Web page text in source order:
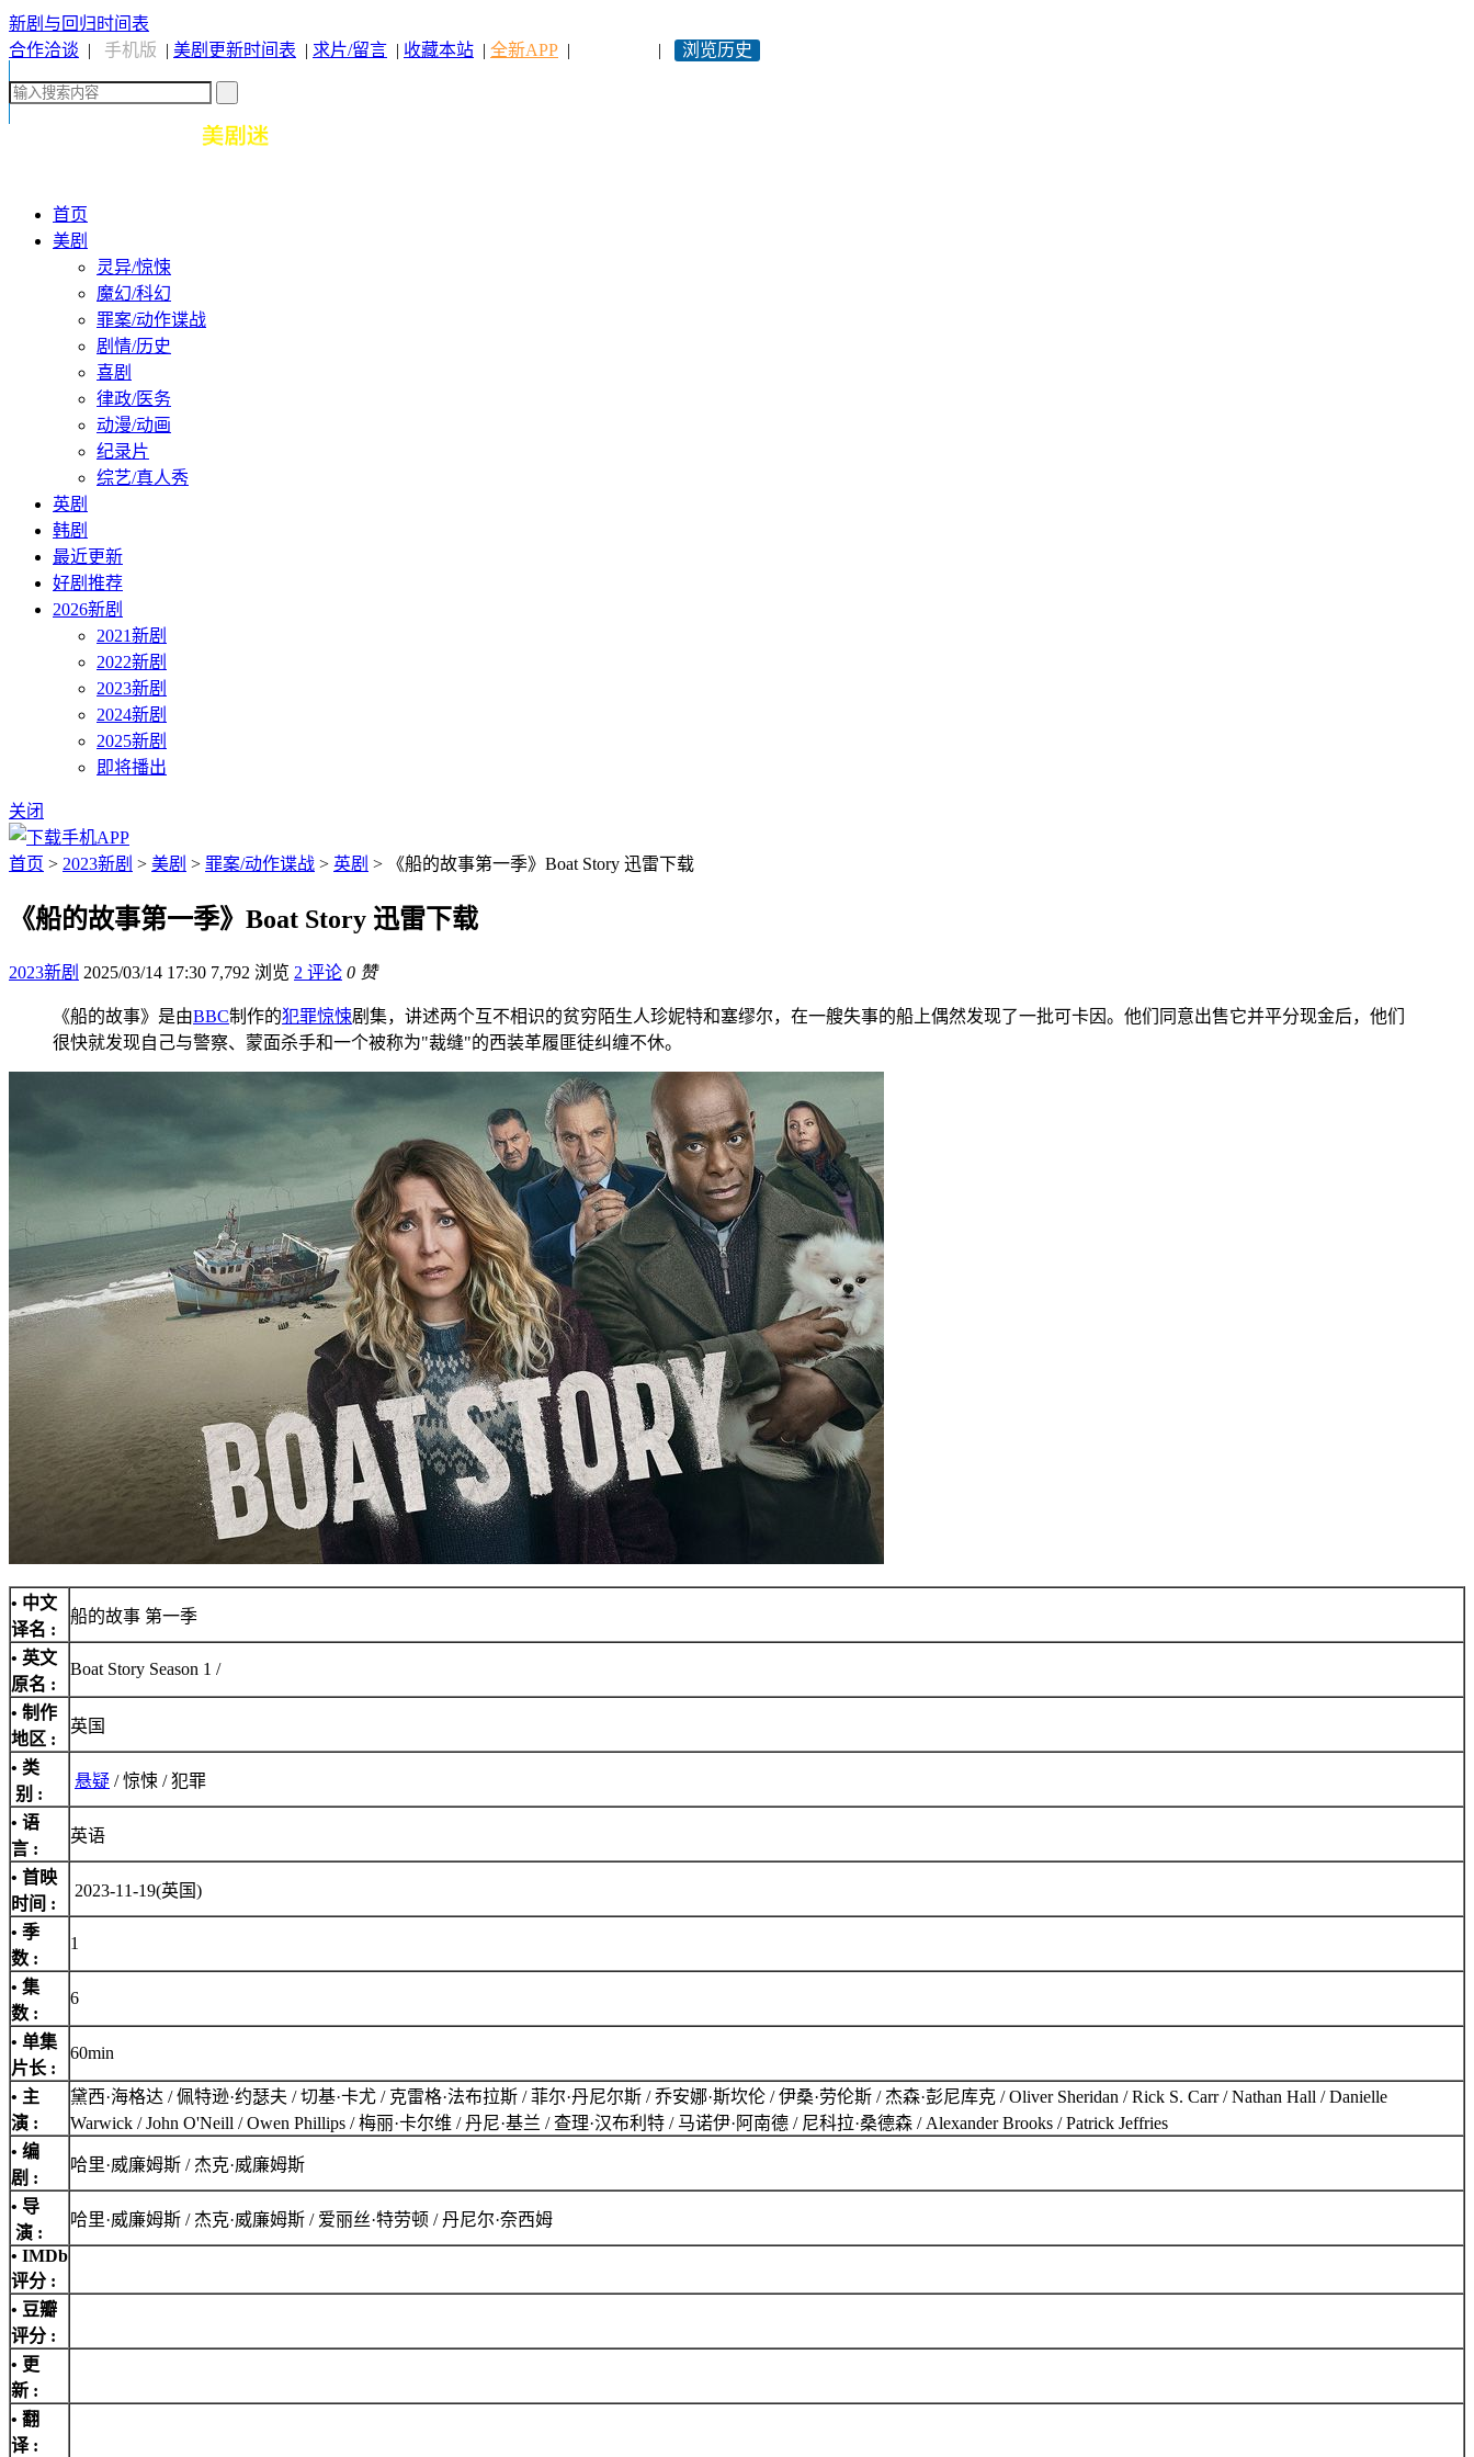
新剧与回归时间表
合作洽谈 | 手机版 | 美剧更新时间表 | 求片/留言 | 收藏本站 | 全新APP | | 浏览历史
首页
美剧
灵异/惊悚
魔幻/科幻
罪案/动作谍战
剧情/历史
喜剧
律政/医务
动漫/动画
纪录片
综艺/真人秀
英剧
韩剧
最近更新
好剧推荐
2026新剧
2021新剧
2022新剧
2023新剧
2024新剧
2025新剧
即将播出
关闭
首页 > 2023新剧 > 美剧 > 罪案/动作谍战 > 英剧 > 《船的故事第一季》Boat Story 迅雷下载
《船的故事第一季》Boat Story 迅雷下载
2023新剧 2025/03/14 17:30 7,792 浏览 2 评论 0 赞
《船的故事》是由BBC制作的犯罪惊悚剧集，讲述两个互不相识的贫穷陌生人珍妮特和塞缪尔，在一艘失事的船上偶然发现了一批可卡因。他们同意出售它并平分现金后，他们
很快就发现自己与警察、蒙面杀手和一个被称为"裁缝"的西装革履匪徒纠缠不休。
• 中文
译名 :
船的故事 第一季
• 英文
原名 :
Boat Story Season 1 /
• 制作
地区 :
英国
• 类
别 :
悬疑 / 惊悚 / 犯罪
• 语
言 :
英语
• 首映
时间 :
2023-11-19(英国)
• 季
数 :
1
• 集
数 :
6
• 单集
片长 :
60min
• 主
演 :
黛西·海格达 / 佩特逊·约瑟夫 / 切基·卡尤 / 克雷格·法布拉斯 / 菲尔·丹尼尔斯 / 乔安娜·斯坎伦 / 伊桑·劳伦斯 / 杰森·彭尼库克 / Oliver Sheridan / Rick S. Carr / Nathan Hall / Danielle
Warwick / John O'Neill / Owen Phillips / 梅丽·卡尔维 / 丹尼·基兰 / 查理·汉布利特 / 马诺伊·阿南德 / 尼科拉·桑德森 / Alexander Brooks / Patrick Jeffries
• 编
剧 :
哈里·威廉姆斯 / 杰克·威廉姆斯
• 导
演 :
哈里·威廉姆斯 / 杰克·威廉姆斯 / 爱丽丝·特劳顿 / 丹尼尔·奈西姆
• IMDb
评分 :
• 豆瓣
评分 :
• 更
新 :
• 翻
译 :